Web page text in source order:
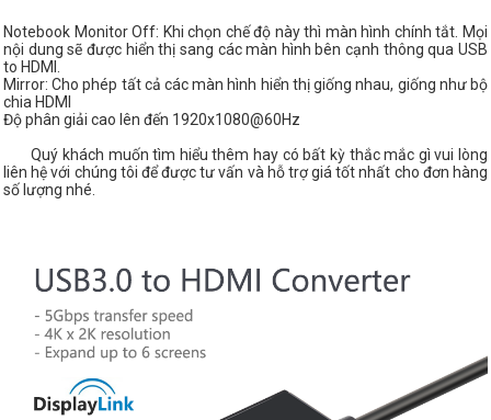
Notebook Monitor Off: Khi chọn chế độ này thì màn hình chính tắt. Mọi
nội dung sẽ được hiển thị sang các màn hình bên cạnh thông qua USB
to HDMI.
Mirror: Cho phép tất cả các màn hình hiển thị giống nhau, giống như bộ
chia HDMI
Độ phân giải cao lên đến 1920x1080@60Hz
Quý khách muốn tìm hiểu thêm hay có bất kỳ thắc mắc gì vui lòng
liên hệ với chúng tôi để được tư vấn và hỗ trợ giá tốt nhất cho đơn hàng
số lượng nhé.